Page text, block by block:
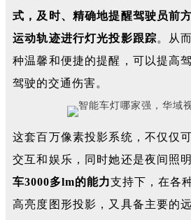
式，及时、精确地提醒驾驶员前
运动轨迹进行灯光投影跟踪。从
种温馨和便捷的提醒，可以提高
驾驶的交通伤害。
这套百万像素投影系统，不仅仅
交互和娱乐，同时她还是夜间照
车3000多lm的能力支持下，在各
高亮度图形投影，又具备主要的